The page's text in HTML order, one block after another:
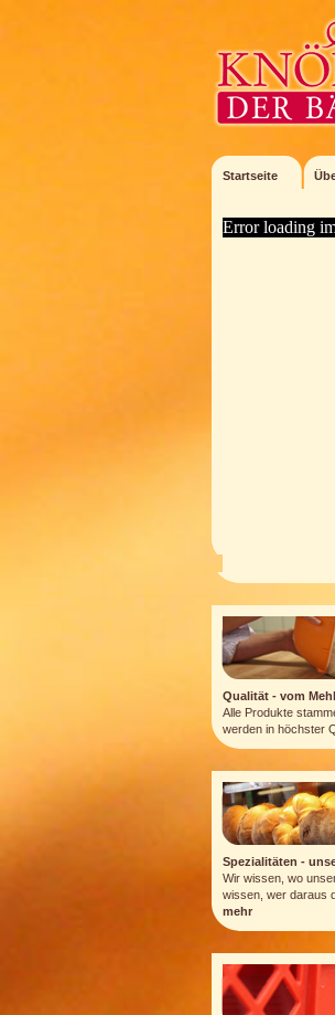
Startseite
Error loading
Qualität - vom
Alle Produkte
werden in höchster
Spezialitäten -
Wir wissen, wo
wissen, wer daraus
mehr